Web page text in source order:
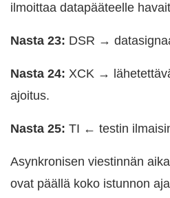
ilmoittaa datapääteelle
Nasta 23: DSR →
Nasta 24: XCK →
ajoitus.
Nasta 25: TI ← testin
Asynkronisen viestinnän
ovat päällä koko istunnon